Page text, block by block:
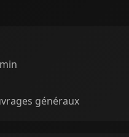
généraux